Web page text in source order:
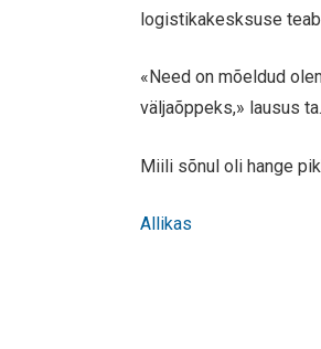
logistikakesksuse
«Need on mõeldud
väljaõppeks,» lausus ta.
Miili sõnul oli hange
Allikas